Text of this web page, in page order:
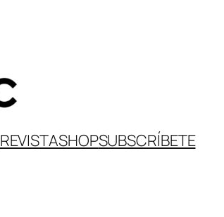
REVISTASHOPSUBSCRÍBETE